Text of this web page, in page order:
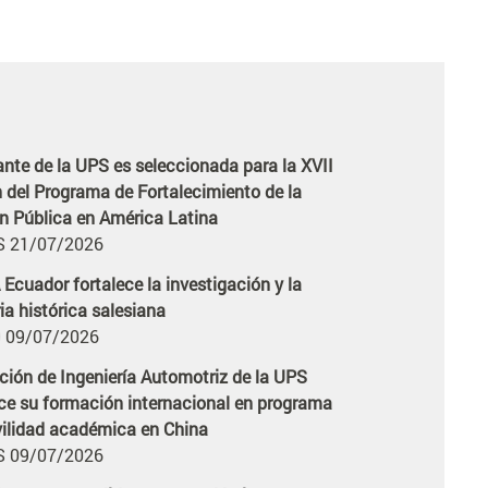
Ecuador fortalece la investigación y la
histórica salesiana
09/07/2026
de Ingeniería Automotriz de la UPS
su formación internacional en programa
académica en China
09/07/2026
proyecta su liderazgo académico
con cinco eventos de alto impacto
22/06/2026